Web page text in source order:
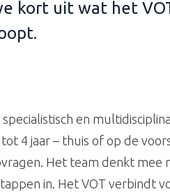
kort uit wat het
specialistisch en
tot 4 jaar – thuis of op de
Het team denkt mee
in. Het VOT verbindt